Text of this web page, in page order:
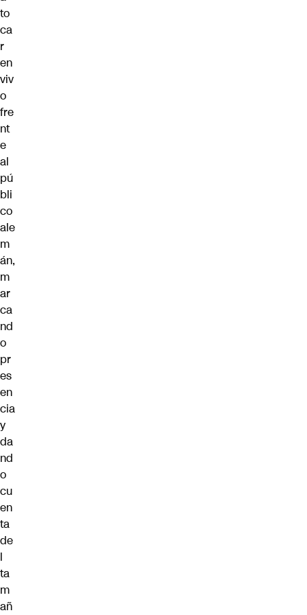
to
ca
r
en
viv
o
fre
nt
e
al
pú
bli
co
ale
m
án,
m
ar
ca
nd
o
pr
es
en
cia
y
da
nd
o
cu
en
ta
de
l
ta
m
añ